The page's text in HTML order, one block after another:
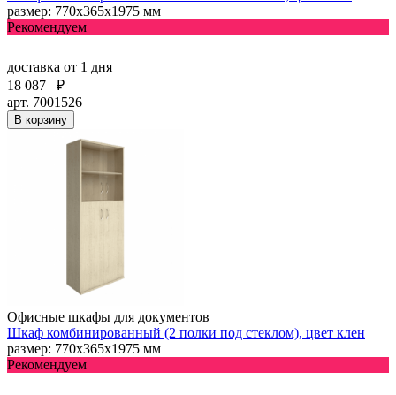
размер: 770х365х1975 мм
Рекомендуем
доставка от 1 дня
18 087
₽
арт. 7001526
В корзину
Офисные шкафы для документов
Шкаф комбинированный (2 полки под стеклом), цвет клен
размер: 770х365х1975 мм
Рекомендуем